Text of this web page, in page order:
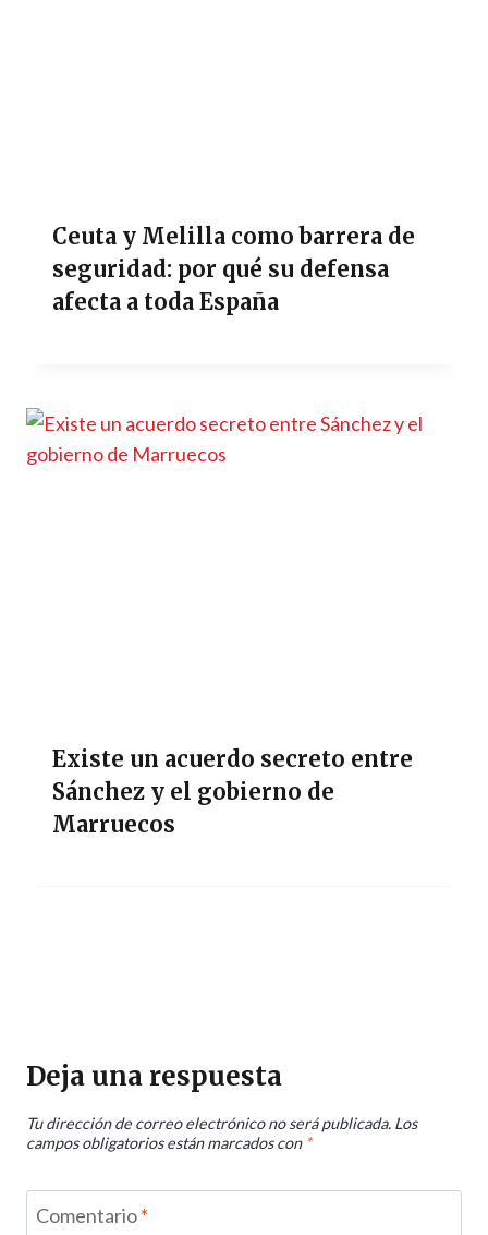
Ceuta y Melilla como barrera de
seguridad: por qué su defensa
afecta a toda España
Existe un acuerdo secreto entre
Sánchez y el gobierno de
Marruecos
Deja una respuesta
Tu dirección de correo electrónico no será publicada. Los
campos obligatorios están marcados con *
Comentario*